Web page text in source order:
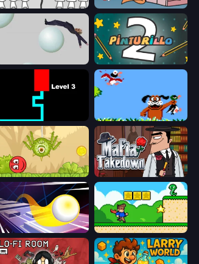
We Become What We Behold Cuphead
Bush Ragdoll Pinturillo 2
Scary Maze Duck Hunt
Red Bounce Ball 5 Mafia Takedown
Leap and Avoid 2 Steve's World